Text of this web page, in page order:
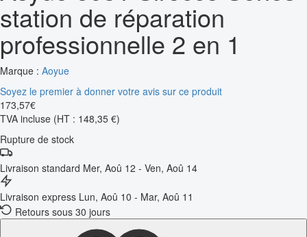
station de réparation
professionnelle 2 en 1
Marque : Aoyue
Soyez le premier à donner votre avis sur ce produit
173,57€
TVA incluse (HT : 148,35 €)
Rupture de stock
Livraison standard Mer, Aoû 12 - Ven, Aoû 14
Livraison express Lun, Aoû 10 - Mar, Aoû 11
Retours sous 30 jours